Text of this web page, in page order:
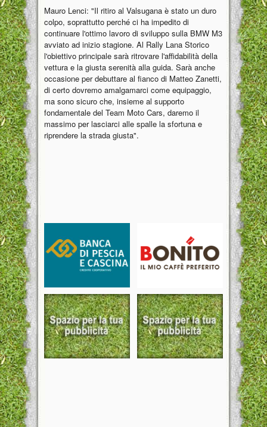
Mauro Lenci: "Il ritiro al Valsugana è stato un duro
colpo, soprattutto perché ci ha impedito di
continuare l'ottimo lavoro di sviluppo sulla BMW M3
avviato ad inizio stagione. Al Rally Lana Storico
l'obiettivo principale sarà ritrovare l'affidabilità della
vettura e la giusta serenità alla guida. Sarà anche
occasione per debuttare al fianco di Matteo Zanetti,
di certo dovremo amalgamarci come equipaggio,
ma sono sicuro che, insieme al supporto
fondamentale del Team Moto Cars, daremo il
massimo per lasciarci alle spalle la sfortuna e
riprendere la strada giusta".